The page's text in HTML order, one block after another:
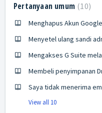
Pertanyaan umum 10
Menghapus Akun
Menyetel ulang sandi
Mengakses G Suite
Membeli penyimpanan
Saya tidak menerima
View all 10